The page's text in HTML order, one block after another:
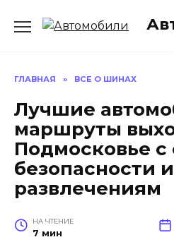
ГЛАВНАЯ » ВСЕ О ШИНАХ
Лучшие
маршруты
Подмосковье с
безопасности и
развлечениям
НА ЧТЕНИЕ
7 мин